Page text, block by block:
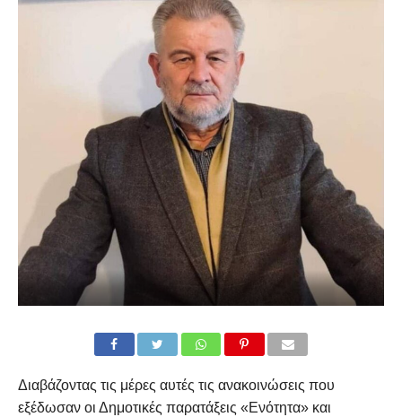
Διαβάζοντας τις μέρες αυτές τις ανακοινώσεις που
εξέδωσαν οι Δημοτικές παρατάξεις «Ενότητα» και